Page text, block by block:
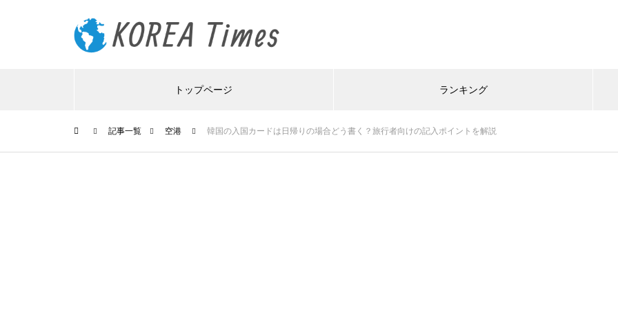
トップページ ランキング
記事一覧 空港 韓国の入国カードは日帰りの場合どう書く？旅行者向けの記入ポイントを解説